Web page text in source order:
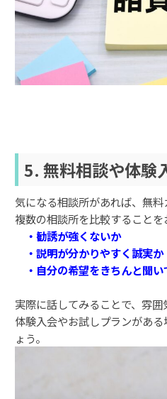
5. 無料相談や体験
気になる相談所があれば、無料
複数の相談所を比較することを
・勧誘が強くないか
・説明が分かりやすく誠実か
・自分の希望をきちんと聞い
実際に話してみることで、雰囲
体験入会やお試しプランがあ
ょう。